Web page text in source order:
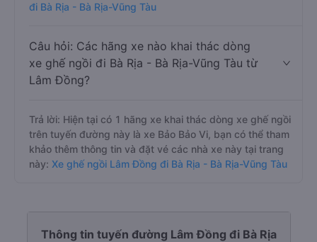
đi Bà Rịa - Bà Rịa-Vũng Tàu
Câu hỏi: Các hãng xe nào khai thác dòng
xe ghế ngồi đi Bà Rịa - Bà Rịa-Vũng Tàu từ
Lâm Đồng?
Trả lời: Hiện tại có 1 hãng xe khai thác dòng xe ghế ngồi
trên tuyến đường này là xe Bảo Bảo Vi, bạn có thể tham
khảo thêm thông tin và đặt vé các nhà xe này tại trang
này: Xe ghế ngồi Lâm Đồng đi Bà Rịa - Bà Rịa-Vũng Tàu
Thông tin tuyến đường Lâm Đồng đi Bà Rịa